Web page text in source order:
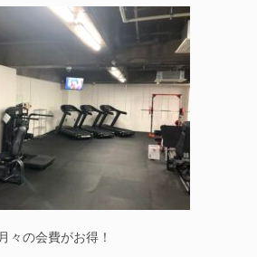
月々の会費がお得！